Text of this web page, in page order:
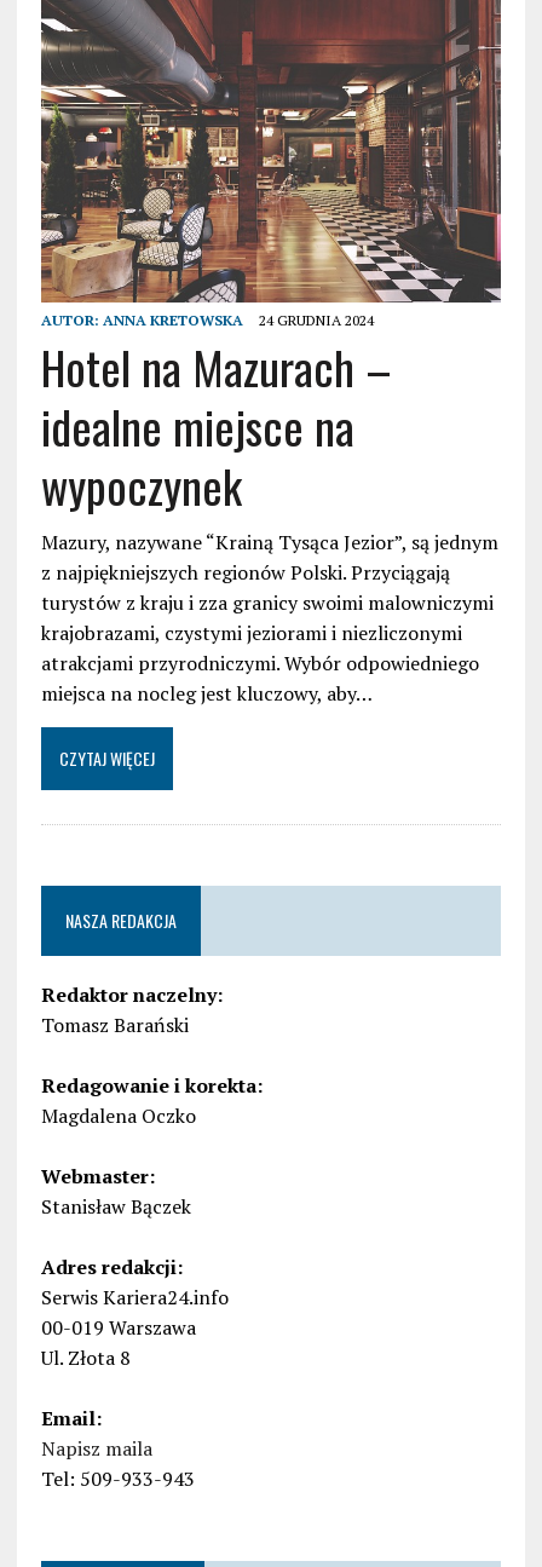
AUTOR: ANNA KRETOWSKA 24 GRUDNIA 2024
Hotel na Mazurach –
idealne miejsce na
wypoczynek
Mazury, nazywane “Krainą Tysąca Jezior”, są jednym
z najpiękniejszych regionów Polski. Przyciągają
turystów z kraju i zza granicy swoimi malowniczymi
krajobrazami, czystymi jeziorami i niezliczonymi
atrakcjami przyrodniczymi. Wybór odpowiedniego
miejsca na nocleg jest kluczowy, aby…
CZYTAJ WIĘCEJ
NASZA REDAKCJA
Redaktor naczelny:
Tomasz Barański
Redagowanie i korekta:
Magdalena Oczko
Webmaster:
Stanisław Bączek
Adres redakcji:
Serwis Kariera24.info
00-019 Warszawa
Ul. Złota 8
Email:
Napisz maila
Tel: 509-933-943